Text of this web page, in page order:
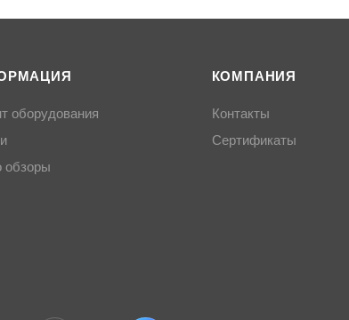
оборудования
обзоры
КОМПАНИЯ
Контакты
Сертификаты